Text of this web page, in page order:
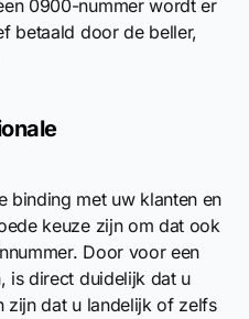
0900-nummer wordt er
betaald door de beller,
binding met uw klanten en
keuze zijn om dat ook
Door voor een
is direct duidelijk dat u
zijn dat u landelijk of zelfs